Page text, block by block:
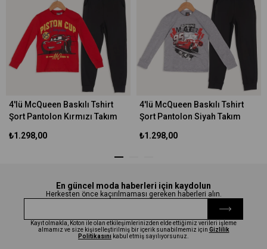
4'lü McQueen Baskılı Tshirt
Şort Pantolon Kırmızı Takım
₺1.298,00
4'lü McQueen Baskılı Tshirt
Şort Pantolon Siyah Takım
₺1.298,00
En güncel moda haberleri için kaydolun
Herkesten önce kaçırılmaması gereken haberleri alın.
Kayıt olmakla, Koton ile olan etkileşimlerinizden elde ettiğimiz verileri işleme
almamız ve size kişiselleştirilmiş bir içerik sunabilmemiz için Gizlilik
Politikasını kabul etmiş sayılıyorsunuz.